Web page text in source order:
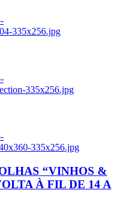
335x256.jpg
335x256.jpg
335x256.jpg
“VINHOS &
À FIL DE 14 A